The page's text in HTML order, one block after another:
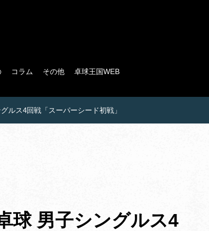
コラム その他 卓球王国WEB
ルス4回戦「スーパーシード初戦」
球 男子シングルス4